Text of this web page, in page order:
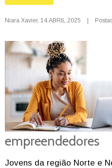
Niara Xavier, 14.ABRIL.2025 |
empreendedores
Jovens da região Norte e